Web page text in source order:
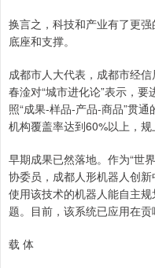
换言之，科技和产业有了更强
底座和支撑。
成都市人大代表，成都市经
春淦对“城市进化论”表示，
照“成果-样品-产品-商品”贯
机构覆盖率达到60%以上，规
早期成果已然落地。作为“世
协委员，成都人形机器人创新
使用该技术的机器人能自主
题。目前，该系统已应用在贡
载 体